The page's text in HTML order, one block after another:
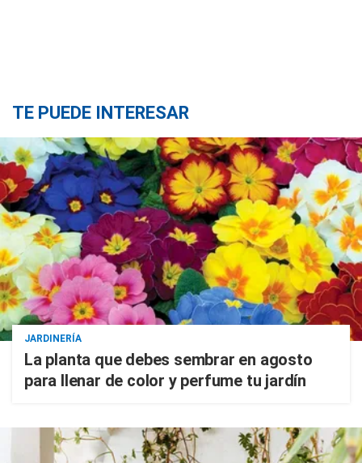
TE PUEDE INTERESAR
JARDINERÍA
La planta que debes sembrar en agosto
para llenar de color y perfume tu jardín